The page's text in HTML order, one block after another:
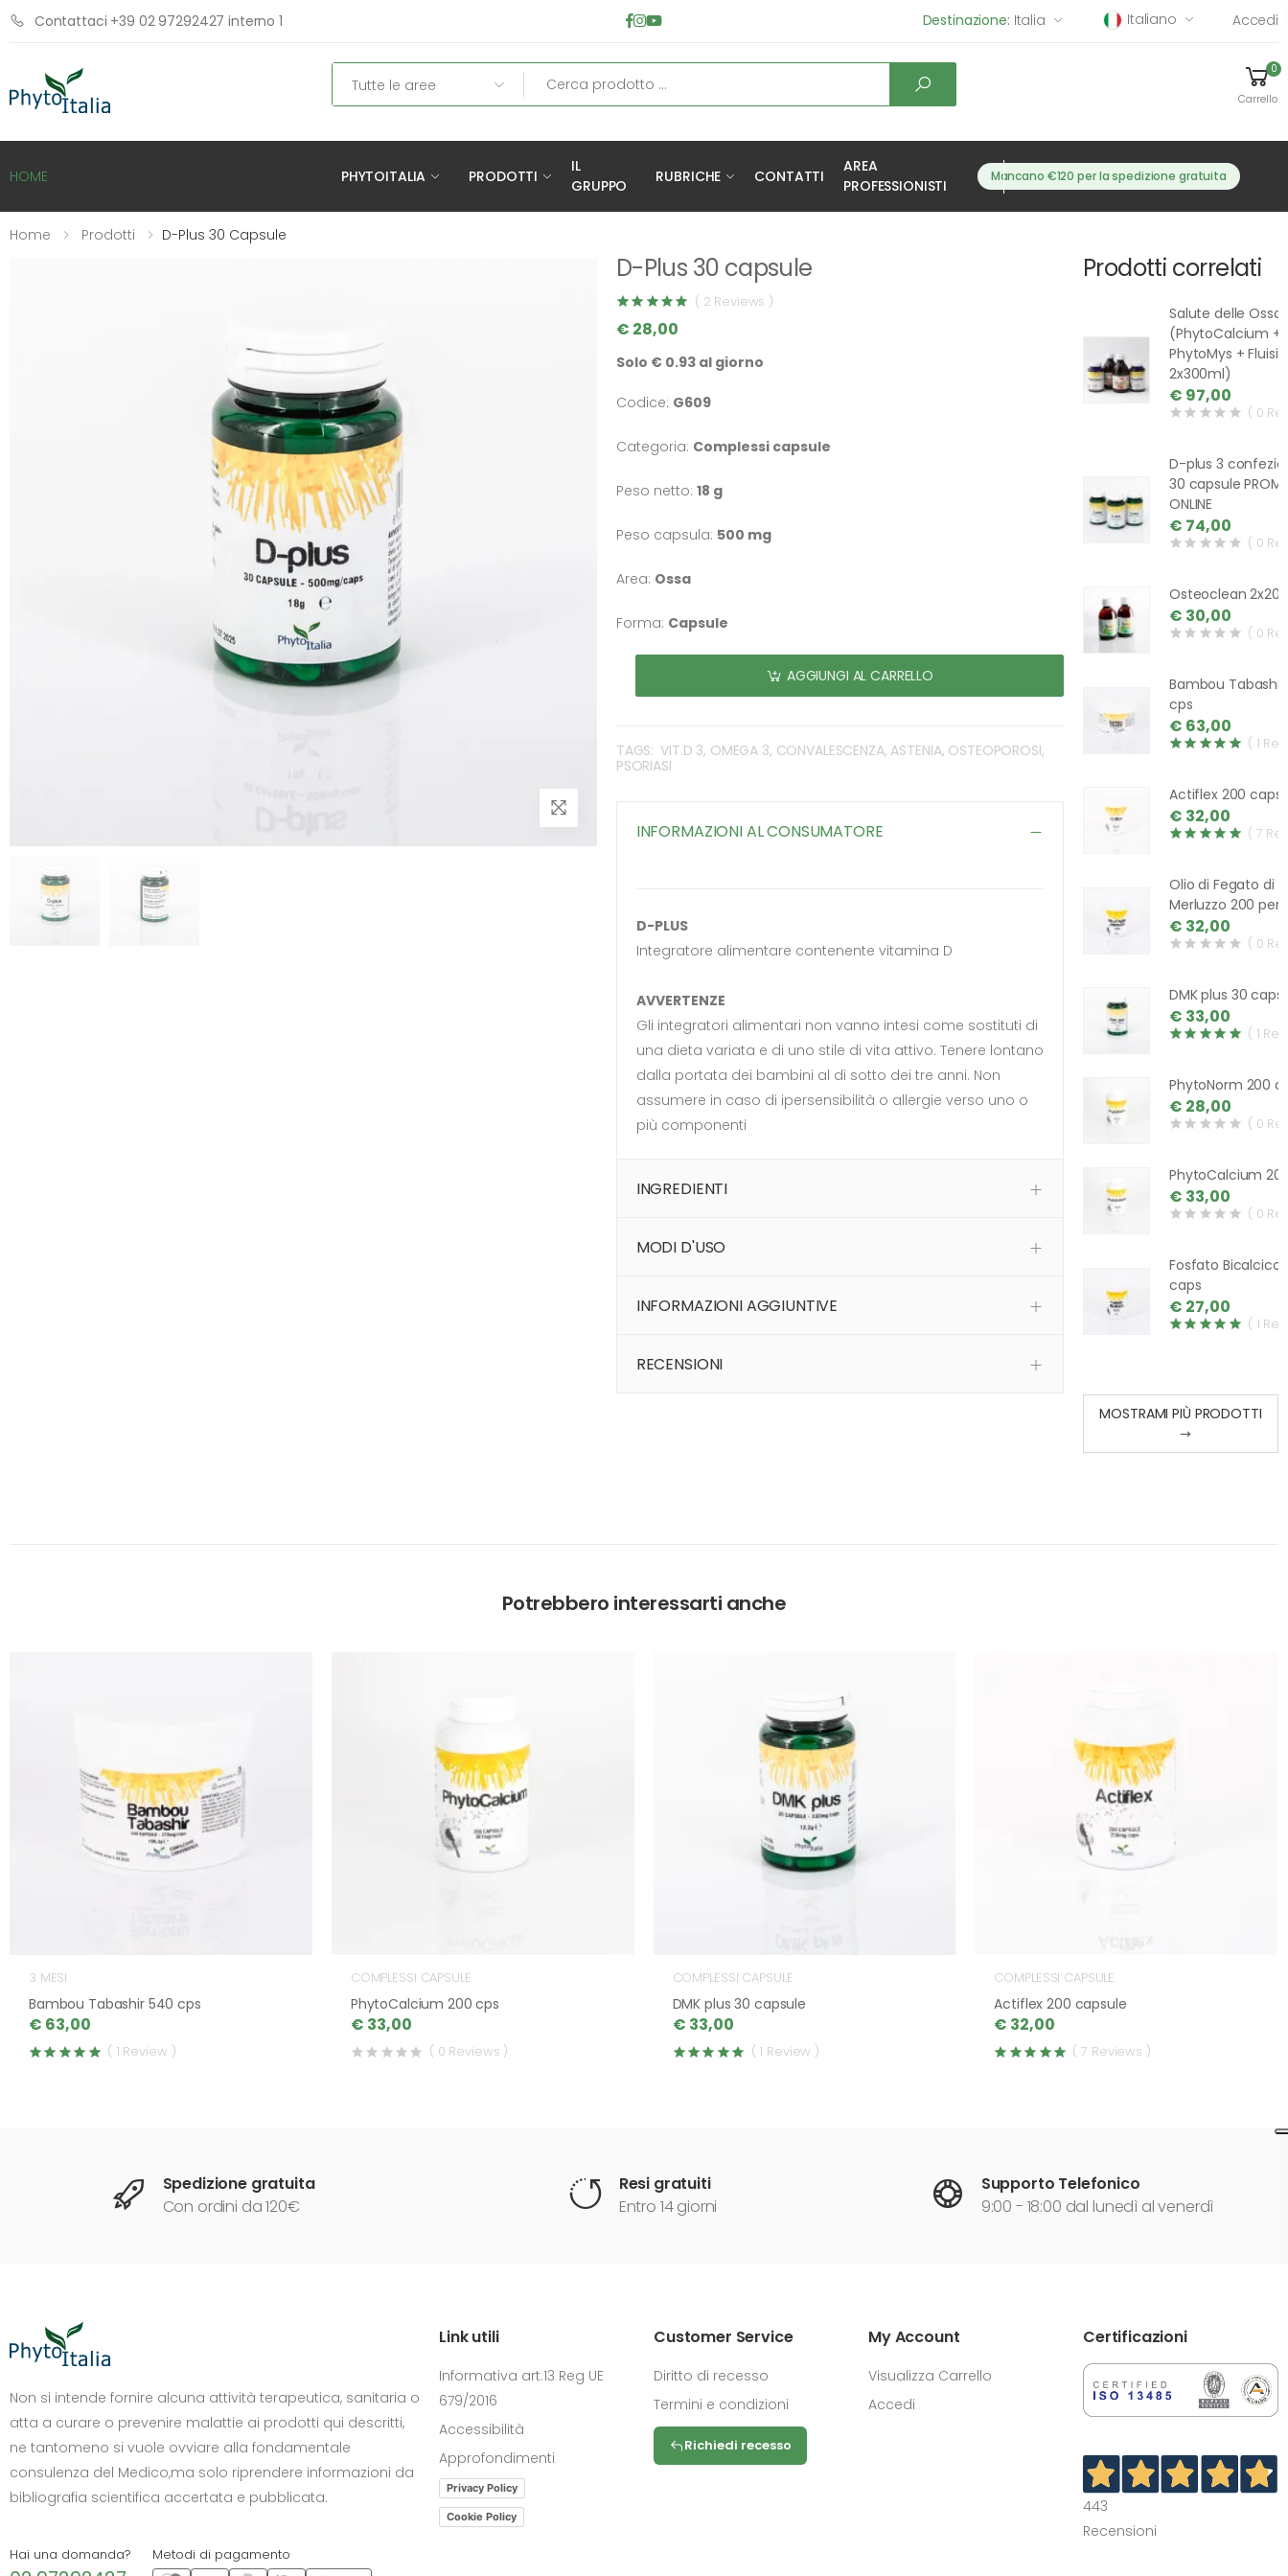
Contattaci +39 02 97292427 interno 1 Destinazione: Italia Italiano Accedi
0
Carrello
HOME PHYTOITALIA PRODOTTI
IL
GRUPPO
RUBRICHE CONTATTI
AREA
PROFESSIONISTI
Mancano €120 per la spedizione gratuita
Home Prodotti D-Plus 30 Capsule
D-Plus 30 capsule
( 2 Reviews )
€ 28,00
Solo € 0.93 al giorno
Codice: G609
Categoria: Complessi capsule
Peso netto: 18 g
Peso capsula: 500 mg
Area: Ossa
Forma: Capsule
AGGIUNGI AL CARRELLO
TAGS: VIT.D 3, OMEGA 3, CONVALESCENZA, ASTENIA, OSTEOPOROSI,
PSORIASI
INFORMAZIONI AL CONSUMATORE
D-PLUS
Integratore alimentare contenente vitamina D
AVVERTENZE
Gli integratori alimentari non vanno intesi come sostituti di
una dieta variata e di uno stile di vita attivo. Tenere lontano
dalla portata dei bambini al di sotto dei tre anni. Non
assumere in caso di ipersensibilità o allergie verso uno o
più componenti
INGREDIENTI
MODI D'USO
INFORMAZIONI AGGIUNTIVE
RECENSIONI
Prodotti correlati
Salute delle Ossa
(PhytoCalcium +
PhytoMys + Fluisil
2x300ml)
€ 97,00
( 0
D-plus 3
30 capsule
ONLINE
€ 74,00
( 0
Osteoclean
€ 30,00
( 0
Bambou
cps
€ 63,00
( 1
Actiflex 200
€ 32,00
( 7
Olio di Fegato di
Merluzzo 200
€ 32,00
( 0
DMK plus 30
€ 33,00
( 1
PhytoNorm 200
€ 28,00
( 0
PhytoCalcium
€ 33,00
( 0
Fosfato Bicalcico
caps
€ 27,00
( 1
MOSTRAMI PIÙ PRODOTTI
Potrebbero interessarti anche
3 MESI
Bambou Tabashir 540 cps
€ 63,00
( 1 Review )
COMPLESSI CAPSULE
PhytoCalcium 200 cps
€ 33,00
( 0 Reviews )
COMPLESSI CAPSULE
DMK plus 30 capsule
€ 33,00
( 1 Review )
COMPLESSI CAPSULE
Actiflex 200 capsule
€ 32,00
( 7 Reviews )
Spedizione gratuita
Con ordini da 120€
Resi gratuiti
Entro 14 giorni
Supporto Telefonico
9:00 - 18:00 dal lunedì al venerdì
Non si intende fornire alcuna attività terapeutica, sanitaria o
atta a curare o prevenire malattie ai prodotti qui descritti,
ne tantomeno si vuole ovviare alla fondamentale
consulenza del Medico,ma solo riprendere informazioni da
bibliografia scientifica accertata e pubblicata.
Hai una domanda? Metodi di pagamento
Link utili
Informativa art.13 Reg UE
679/2016
Accessibilità
Approfondimenti
Privacy Policy
Cookie Policy
Customer Service
Diritto di recesso
Termini e condizioni
Richiedi recesso
My Account
Visualizza Carrello
Accedi
Certificazioni
443
Recensioni
DIMENSIONE TESTO
A- +0% A+
CONTRASTO
Standard Alto Scuro Chiaro
OPZIONI
Cursore grande Spaziatura testo